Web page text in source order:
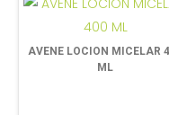
AVENE LOCION MICELAR
ML